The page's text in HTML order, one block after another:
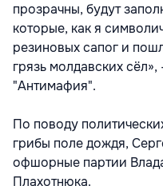
прозрачны, будут
которые, как я
резиновых сапог и
грязь молдавских
"Антимафия".
По поводу
грибы поле дождя,
офшорные партии
Плахотнюка.